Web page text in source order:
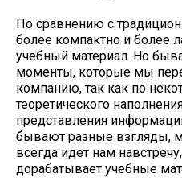
По сравнению с
более компактно и более
учебный материал. Но
моменты, которые мы
компанию, так как по
теоретического
представления
бывают разные взгляды,
всегда идет нам
дорабатывает учебные